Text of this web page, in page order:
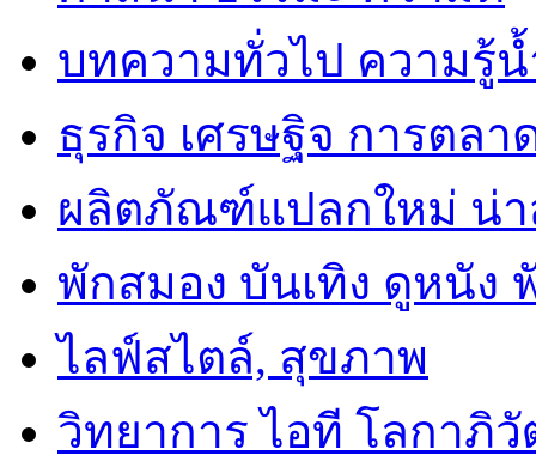
บทความทั่วไป ความรู้
ธุรกิจ เศรษฐิจ การตลา
ผลิตภัณฑ์แปลกใหม่ น่า
พักสมอง บันเทิง ดูหนัง
ไลฟ์สไตล์, สุขภาพ
วิทยาการ ไอที โลกาภิ